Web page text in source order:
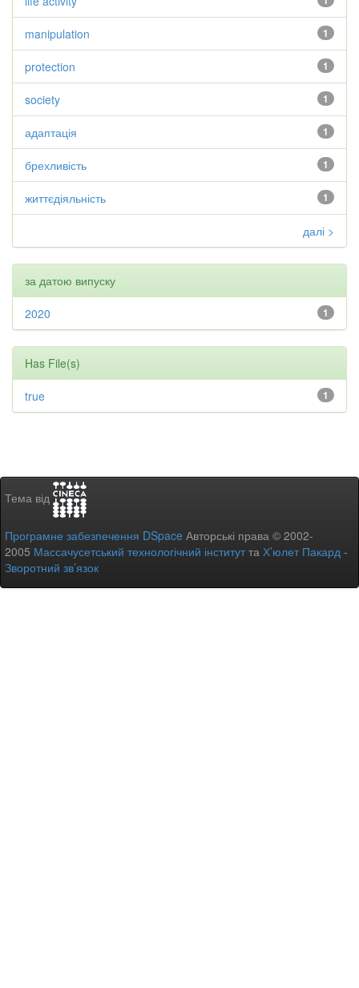
1
manipulation
1
protection
1
society
1
адаптація
1
брехливість
1
життєдіяльність
далі >
за датою випуску
1
2020
Has File(s)
1
true
Тема від
Програмне забезпечення DSpace Авторські права © 2002-
2005 Массачусетський технологічний інститутта Х’юлет Пакард -
Зворотний зв’язок